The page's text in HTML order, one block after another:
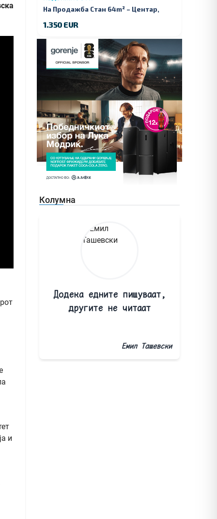
и
На Продажба Стан 64m² – Центар,
1.350 EUR
Колумна
Додека едните пишуваат,
другите не читаат
Емил Ташевски